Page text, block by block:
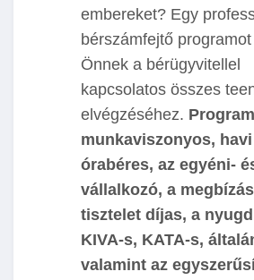
embereket? Egy
bérszámfejtő
Önnek a bérügyvitellel
kapcsolatos összes
elvégzéséhez.
munkaviszonyos,
órabéres, az egyéni-
vállalkozó, a
tisztelet díjas, a
KIVA-s, KATA-s,
valamint az